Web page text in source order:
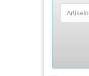
SIE
DIE